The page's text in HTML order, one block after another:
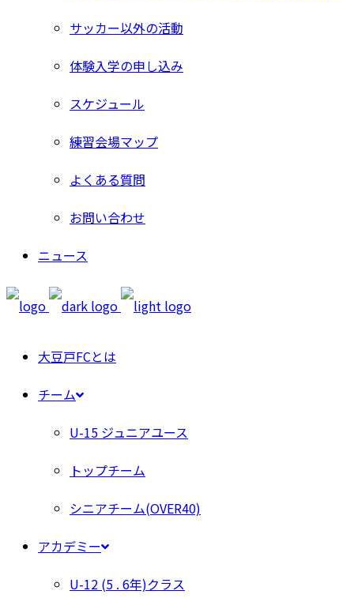
サッカー以外の活動
体験入学の申し込み
スケジュール
練習会場マップ
よくある質問
お問い合わせ
ニュース
大豆戸FCとは
チーム
U-15 ジュニアユース
トップチーム
シニアチーム(OVER40)
アカデミー
U-12 (5 . 6年)クラス